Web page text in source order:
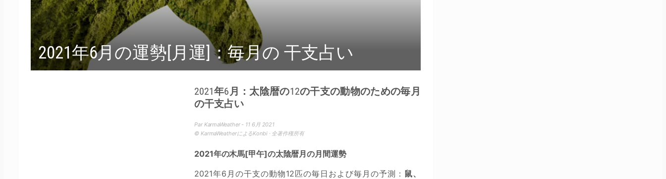
2021年6月の運勢[月運]：毎月の 干支占い
2021年6月：太陰暦の12の干支の動物のための毎月
の干支占い
Par KarmaWeather - 11 6月 2021
© KarmaWeatherによるKonbi · 全著作権所有
2021年の木馬[甲午]の太陰暦月の月間運勢
2021年6月の干支の動物12匹の毎日および毎月の予測： 鼠、